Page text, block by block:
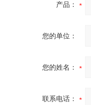
产品：
您的单位：
您的姓名：
联系电话：